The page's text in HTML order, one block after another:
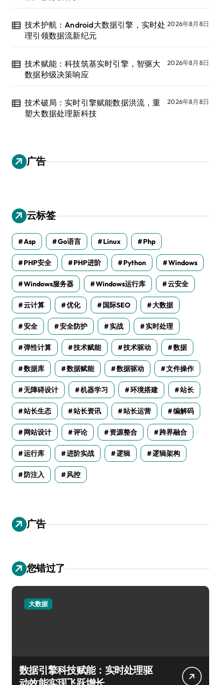
技术护航：Android大数据引擎，实时处
理引领数据流新纪元
2026年8月8日
技术赋能：科技筑基实时引擎，智驱大
数据秒级决策响应
2026年8月8日
技术破局：实时引擎赋能数据洪流，重
塑大数据处理新科技
2026年8月8日
广告
云标签
Asp Go语言 Linux Php
PHP安全 PHP进阶 Python Windows
Windows服务器 Windows运行库 云安全
云计算 优化 国际SEO 大数据
安全 安全防护 实战 实时处理
弹性计算 技术赋能 技术驱动 数据
数据库 数据赋能 数据驱动 文件操作
无障碍设计 机器学习 环境搭建 站长
站长生态 站长资讯 站长运营 编解码
网站设计 评论 资源整合 跨界融合
运行库 进阶实战 逻辑 逻辑架构
防注入 风控
广告
您错过了
大数据
数据引擎科技赋能：实时处理驱